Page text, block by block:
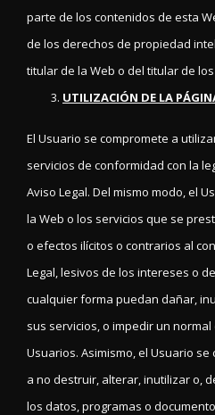
parte de los contenidos de esta
de los derechos de propiedad
titular de la Web o del titular de
UTILIZACIÓN DE LA
El Usuario se compromete a
servicios de conformidad con la
Aviso Legal. Del mismo modo, el
la Web o los servicios que se
o efectos ilícitos o contrarios al
Legal, lesivos de los intereses o
cualquier forma puedan dañar,
sus servicios, o impedir un
Usuarios. Asimismo, el Usuario
a no destruir, alterar, inutilizar o,
los datos, programas o